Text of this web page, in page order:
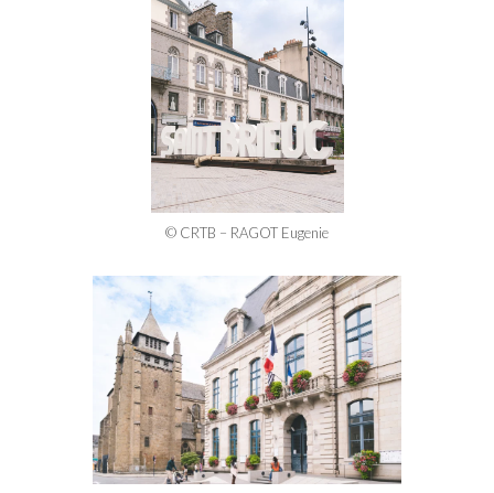
© CRTB – RAGOT Eugenie